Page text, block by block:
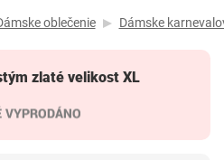
oblečenie Dámske
zlaté velikost XL